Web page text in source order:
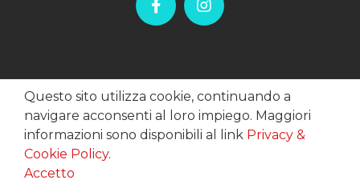
Questo sito utilizza cookie, continuando a
navigare acconsenti al loro impiego. Maggiori
informazioni sono disponibili al link Privacy &
Cookie Policy.
Accetto